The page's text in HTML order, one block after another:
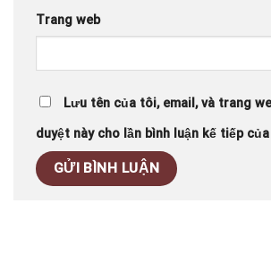
Trang web
Lưu tên của tôi, email, và trang
duyệt này cho lần bình luận kế tiếp